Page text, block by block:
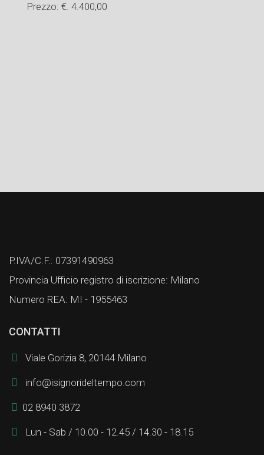
Prezzo: €. 4.400,00
P.IVA/C.F.: 07391490963
Provincia Ufficio registro di iscrizione: Milano
Numero REA: MI - 1955463
CONTATTI
Viale Gorizia 8, 20144 Milano
info@isignorideltempo.com
02 8940 3872
Lun - Sab / 10.00 - 12.45 / 14.30 - 18.15